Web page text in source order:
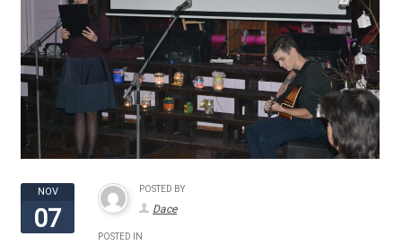
NOV
07
POSTED BY
Dace
POSTED IN